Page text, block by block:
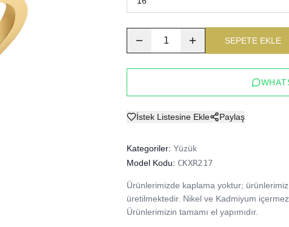
1 SEPETE EKLE
İstek Listesine Ekle Paylaş
Kategoriler: Yüzük
Model Kodu: CKXR217
Ürünlerimizde kaplama yoktur;
üretilmektedir. Nikel ve Kadmiyum
Ürünlerimizin tamamı el yapımıdır.